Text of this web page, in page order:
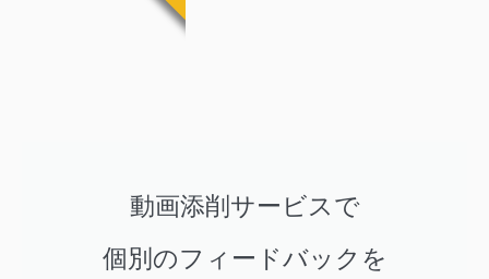
動画添削サービスで
個別のフィードバックを